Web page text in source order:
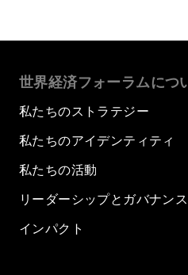
世界経済フォーラムにつ
私たちのストラテジー
私たちのアイデンティティ
私たちの活動
リーダーシップとガバナンス
インパクト